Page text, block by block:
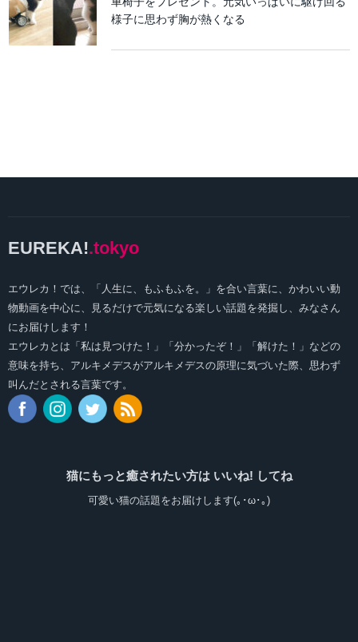
様子に思わず胸が熱くなる
EUREKA!.tokyo
エウレカ！では、「人生に、もふもふを。」を合い言葉に、かわいい動
物動画を中心に、見るだけで元気になる楽しい話題を発掘し、みなさん
にお届けします！
エウレカとは「私は見つけた！」「分かったぞ！」「解けた！」などの
意味を持ち、アルキメデスがアルキメデスの原理に気づいた際、思わず
叫んだとされる言葉です。
猫にもっと癒されたい方は いいね! してね
可愛い猫の話題をお届けします(｡･ω･｡)